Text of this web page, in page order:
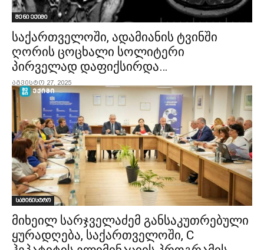
შენი ექიმი
საქართველოში, ადამიანის ტვინში
ღორის ცოცხალი სოლიტერი
პირველად დაფიქსირდა…
აგვისტო 27, 2025
სამინისტრო
მიხეილ სარჯველაძემ განსაკუთრებული
ყურადღება, საქართველოში, C